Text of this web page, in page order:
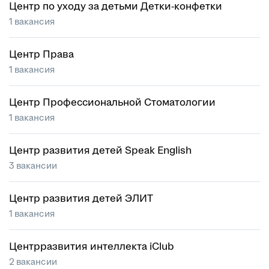
Центр по уходу за детьми Детки-конфетки
1 вакансия
Центр Права
1 вакансия
Центр Профессиональной Стоматологии
1 вакансия
Центр развития детей Speak English
3 вакансии
Центр развития детей ЭЛИТ
1 вакансия
Центрразвития интеллекта iClub
2 вакансии